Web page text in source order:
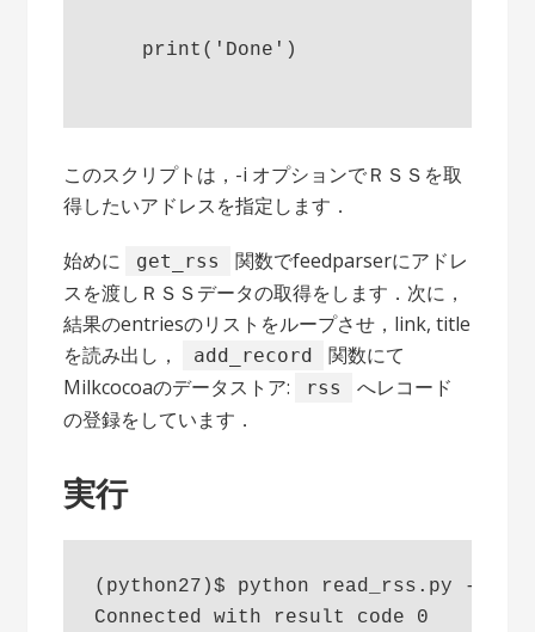
    print('Done')
このスクリプトは，-i オプションでＲＳＳを取
得したいアドレスを指定します．
始めに get_rss
関数でfeedparserにアドレ
スを渡しＲＳＳデータの取得をします．次に，
結果のentriesのリストをループさせ，link, title
を読み出し，
add_record
関数にて
Milkcocoaのデータストア:
rss
へレコード
の登録をしています．
実行
(python27)$ python read_rss.py -i
Connected with result code 0